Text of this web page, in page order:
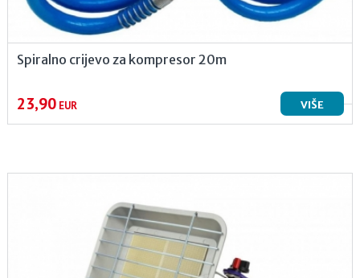
Spiralno crijevo za kompresor 20m
23,90EUR VIŠE